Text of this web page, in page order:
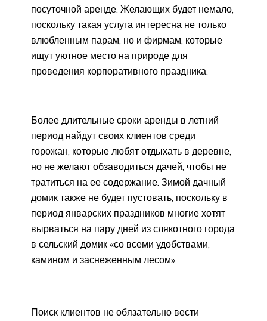
посуточной аренде. Желающих будет немало,
поскольку такая услуга интересна не только
влюбленным парам, но и фирмам, которые
ищут уютное место на природе для
проведения корпоративного праздника.
Более длительные сроки аренды в летний
период найдут своих клиентов среди
горожан, которые любят отдыхать в деревне,
но не желают обзаводиться дачей, чтобы не
тратиться на ее содержание. Зимой дачный
домик также не будет пустовать, поскольку в
период январских праздников многие хотят
вырваться на пару дней из слякотного города
в сельский домик «со всеми удобствами,
камином и заснеженным лесом».
Поиск клиентов не обязательно вести